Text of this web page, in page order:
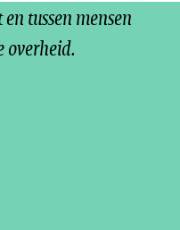
tussen mensen
overheid.